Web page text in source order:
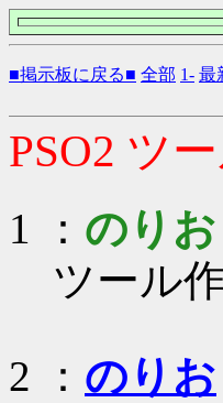
■掲示板に戻る■ 全部 1- 最
PSO2 ツ
1 ： のりお
ツール
2 ： のりお